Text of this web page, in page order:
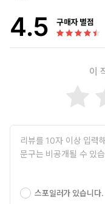
4.5 구매자 별점
이
스포일러가 있습니다.